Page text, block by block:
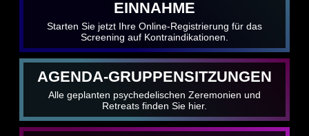
EINNAHME
Starten Sie jetzt Ihre Online-Registrierung für das
Screening auf Kontraindikationen.
AGENDA-GRUPPENSITZUNGEN
Alle geplanten psychedelischen Zeremonien und
Retreats finden Sie hier.